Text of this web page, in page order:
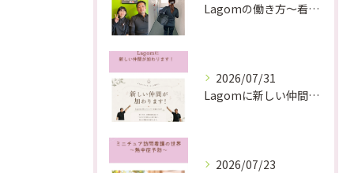
Lagomの働き方〜看護師編〜
2026/07/31
Lagomに新しい仲間が加わります！
2026/07/23